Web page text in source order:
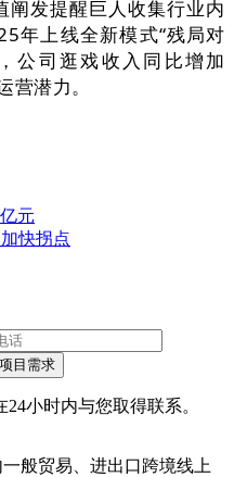
阐发提醒巨人收集行业内
年上线全新模式“残局对
公司逛戏收入同比增加
潜力。
元
快拐点
小时内与您取得联系。
般贸易、进出口跨境线上